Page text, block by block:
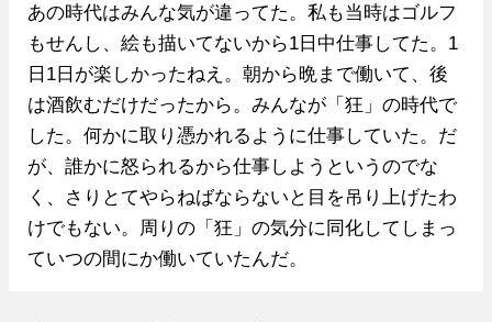
あの時代はみんな気が違ってた。私も当時はゴルフ
もせんし、絵も描いてないから1日中仕事してた。1
日1日が楽しかったねえ。朝から晩まで働いて、後
は酒飲むだけだったから。みんなが「狂」の時代で
した。何かに取り憑かれるように仕事していた。だ
が、誰かに怒られるから仕事しようというのでな
く、さりとてやらねばならないと目を吊り上げたわ
けでもない。周りの「狂」の気分に同化してしまっ
ていつの間にか働いていたんだ。